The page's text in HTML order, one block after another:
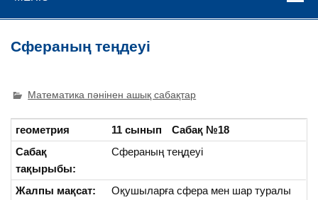
Сфераның теңдеуі
Математика пәнінен ашық сабақтар
геометрия 11 сынып
Сабақ №18
Сабақ
тақырыбы:
Сфераның теңдеуі
Жалпы мақсат:
Оқушыларға сфера мен шар туралы